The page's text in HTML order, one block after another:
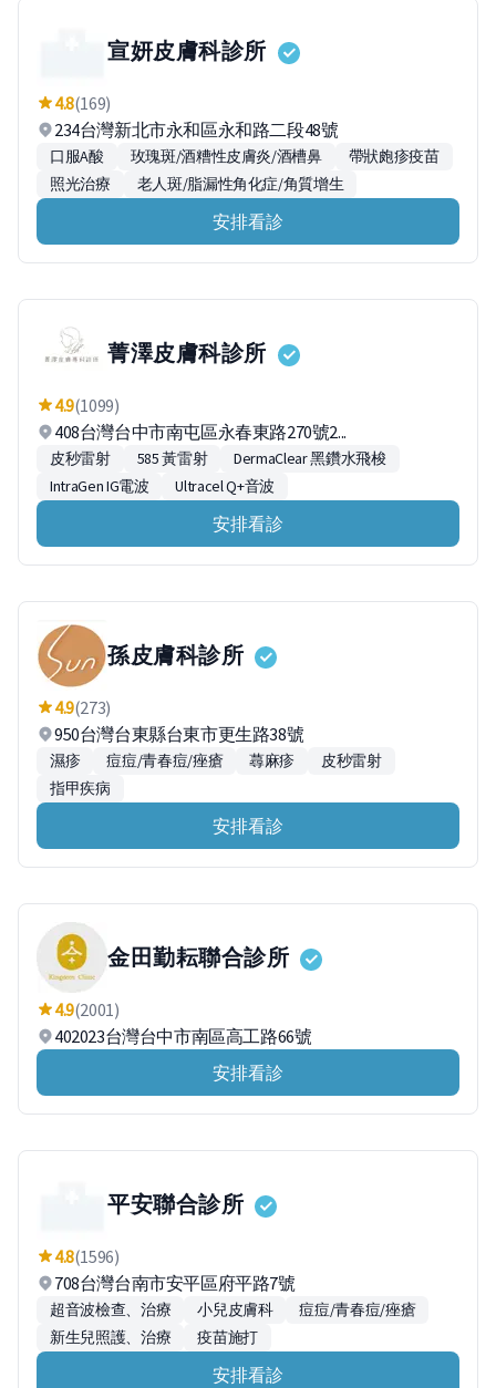
宣妍皮膚科診所
4.8(169)
234台灣新北市永和區永和路二段48號
口服A酸 玫瑰斑/酒糟性皮膚炎/酒槽鼻
帶狀皰疹疫苗
照光治療
老人斑/脂漏性角化症/角質增生
安排看診
菁澤皮膚科診所
4.9(1099)
408台灣台中市南屯區永春東路270號2...
皮秒雷射 585 黃雷射
DermaClear 黑鑽水飛梭
IntraGen IG電波
Ultracel Q+音波
安排看診
孫皮膚科診所
4.9(273)
950台灣台東縣台東市更生路38號
濕疹 痘痘/青春痘/痤瘡 蕁麻疹
皮秒雷射
指甲疾病
安排看診
金田勤耘聯合診所
4.9(2001)
402023台灣台中市南區高工路66號
安排看診
平安聯合診所
4.8(1596)
708台灣台南市安平區府平路7號
超音波檢查、治療 小兒皮膚科
痘痘/青春痘/痤瘡
新生兒照護、治療
疫苗施打
安排看診